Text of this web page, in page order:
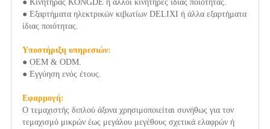
● Κινητήρας KONGDE ή άλλοι κινητήρες ίδιας ποιότητας.
● Εξαρτήματα ηλεκτρικών κιβωτίων DELIXI ή άλλα εξαρτήματα
ίδιας ποιότητας.
Υποστήριξη υπηρεσιών:
● OEM & ODM.
● Εγγύηση ενός έτους.
Εφαρμογή:
Ο τεμαχιστής διπλού άξονα χρησιμοποιείται συνήθως για τον
τεμαχισμό μικρών έως μεγάλου μεγέθους σχετικά ελαφρών ή